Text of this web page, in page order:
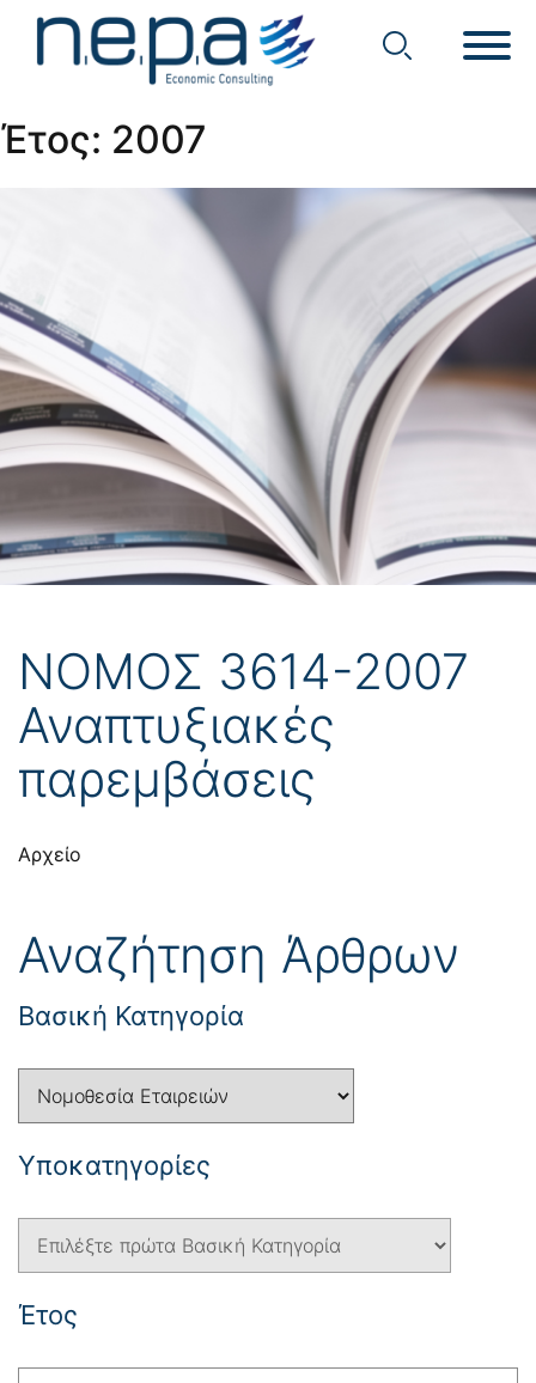
Έτος: 2007
ΝΟΜΟΣ 3614-2007
Αναπτυξιακές
παρεμβάσεις
Αρχείο
Αναζήτηση Άρθρων
Βασική Κατηγορία
Yποκατηγορίες
Έτος